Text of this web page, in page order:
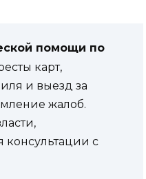
помощи по
карт,
и выезд за
жалоб.
консультации с